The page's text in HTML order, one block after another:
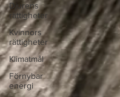
Djurens
rättigheter
Kvinnors
rättigheter
Klimatmål
Förnybar
energi